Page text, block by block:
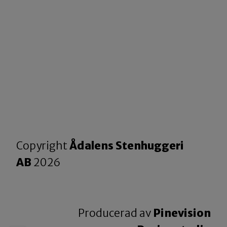
CopyrightÅdalens Stenhuggeri
AB 2026
Producerad av Pinevision